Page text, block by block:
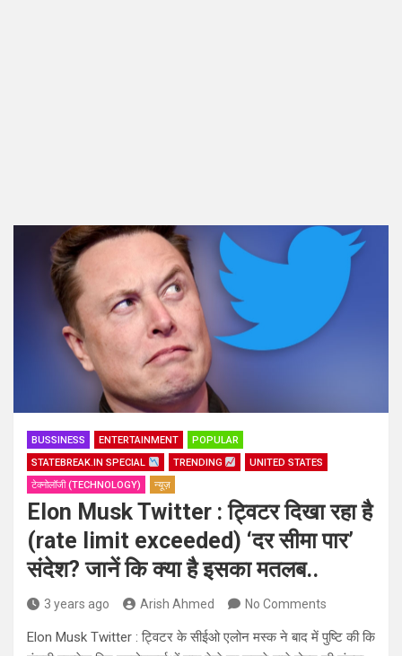
BUSSINESS ENTERTAINMENT
POPULAR
STATEBREAK.IN SPECIAL
TRENDING
UNITED STATES
टेक्नोलॉजी (TECHNOLOGY)
न्यूज़
Elon Musk Twitter : ट्विटर दिखा रहा है
(rate limit exceeded) ‘दर सीमा पार’
संदेश? जानें कि क्या है इसका मतलब..
3 years ago Arish Ahmed No Comments
Elon Musk Twitter : ट्विटर के सीईओ एलोन मस्क ने बाद में पुष्टि की कि